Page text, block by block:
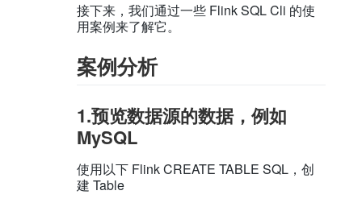
接下来，我们通过一些 Flink SQL Cli 的使
用案例来了解它。
案例分析
1.预览数据源的数据，例如
MySQL
使用以下 Flink CREATE TABLE SQL，创
建 Table